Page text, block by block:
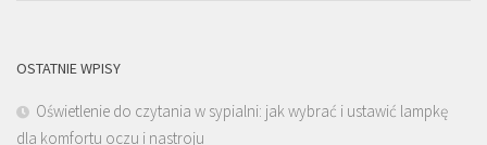
OSTATNIE WPISY
Oświetlenie do czytania w sypialni: jak wybrać i ustawić lampkę
dla komfortu oczu i nastroju